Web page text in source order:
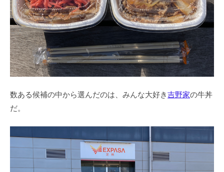
数ある候補の中から選んだのは、みんな大好き吉野家の牛丼
だ。